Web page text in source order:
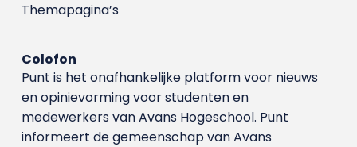
Themapagina’s
Colofon
Punt is het onafhankelijke platform voor nieuws
en opinievorming voor studenten en
medewerkers van Avans Hoge­school. Punt
informeert de gemeenschap van Avans